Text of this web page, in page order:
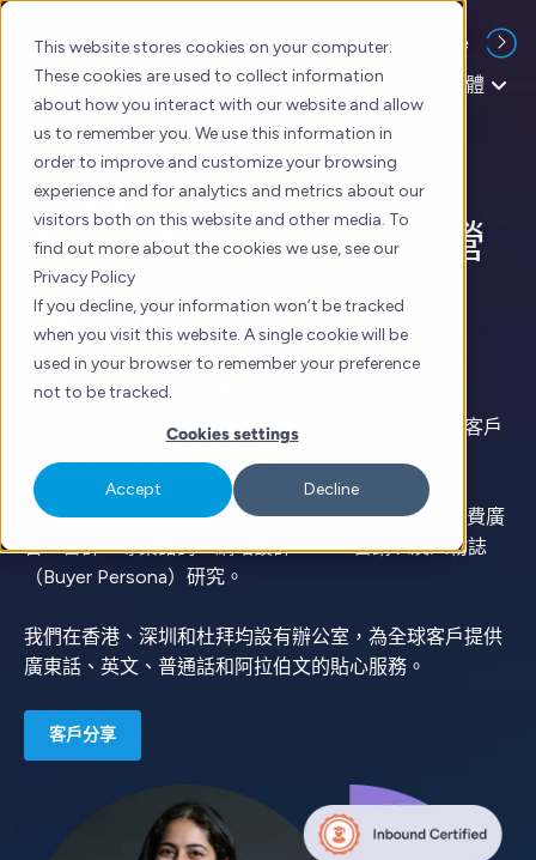
This website stores cookies on your computer.
These cookies are used to collect information
about how you interact with our website and allow
us to remember you. We use this information in
order to improve and customize your browsing
experience and for analytics and metrics about our
visitors both on this website and other media. To
find out more about the cookies we use, see our
Privacy Policy
If you decline, your information won’t be tracked
when you visit this website. A single cookie will be
used in your browser to remember your preference
not to be tracked.
Cookies settings
Accept Decline
繁體
Back to Website
Skip
content
聯繫Oxygen營
銷專家
以HubSpot打造頂尖數碼營銷策略
我們的團隊將與你緊密合作，整合你的營銷、銷售和客戶
服務平台，助你力爭數碼領袖地位。
我們的服務範圍涵蓋SEO、HubSpot自動化營銷、付費廣
告、審計、專業諮詢、網站設計、EDM營銷以及人物誌
（Buyer Persona）研究。
我們在香港、深圳和杜拜均設有辦公室，為全球客戶提供
廣東話、英文、普通話和阿拉伯文的貼心服務。
客戶分享